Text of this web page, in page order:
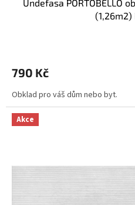
Undefasa PORTOBELLO
(1,26m2)
790 Kč
Obklad pro váš dům nebo byt.
Akce